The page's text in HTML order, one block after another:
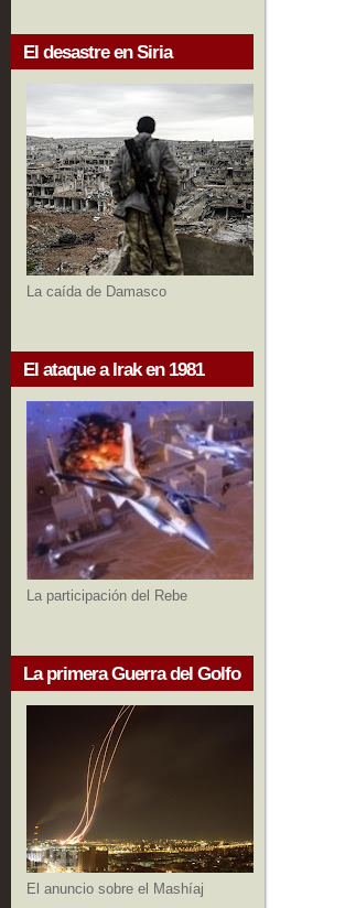
El desastre en Siria
La caída de Damasco
El ataque a Irak en 1981
La participación del Rebe
La primera Guerra del Golfo
El anuncio sobre el Mashíaj